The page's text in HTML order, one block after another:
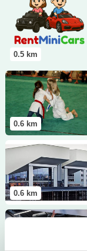
0.5 km
0.6 km
Lees meer
0.6 km
Lees meer
Lees meer ToBe